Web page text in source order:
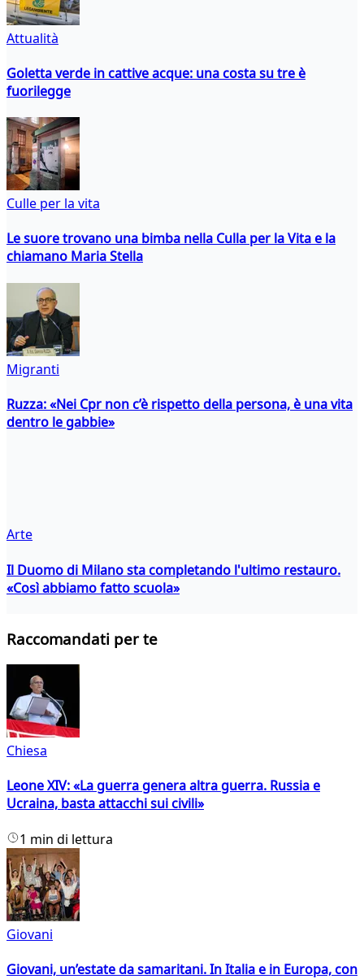
Attualità
Goletta verde in cattive acque: una costa su tre è
fuorilegge
Culle per la vita
Le suore trovano una bimba nella Culla per la Vita e la
chiamano Maria Stella
Migranti
Ruzza: «Nei Cpr non c’è rispetto della persona, è una vita
dentro le gabbie»
Arte
Il Duomo di Milano sta completando l'ultimo restauro.
«Così abbiamo fatto scuola»
Raccomandati per te
Chiesa
Leone XIV: «La guerra genera altra guerra. Russia e
Ucraina, basta attacchi sui civili»
1 min di lettura
Giovani
Giovani, un’estate da samaritani. In Italia e in Europa, con